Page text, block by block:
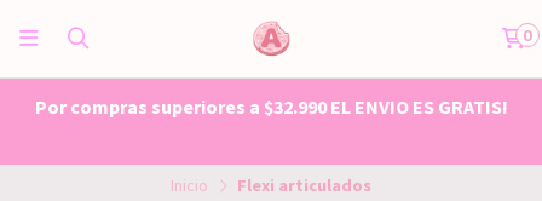
0
Por compras superiores a $32.990 EL ENVIO ES GRATIS!
Inicio Flexi articulados